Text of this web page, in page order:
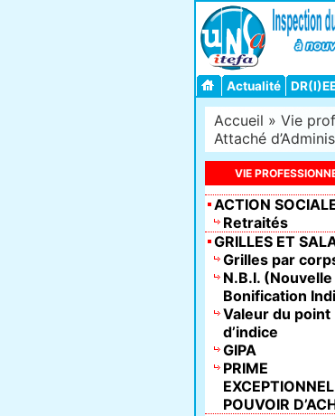
Actualité
Accueil » Vie
Attaché
VIE
ACTION
Retraités
GRILLES ET
Grilles par
N.B.I. (Nouvelle
Bonification
Valeur du point
d’indice
GIPA
PRIME
POUVOIR